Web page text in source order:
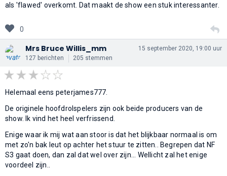
als 'flawed' overkomt. Dat maakt de show een stuk interessanter.
0
Mrs Bruce Willis_mm
127 berichten 205 stemmen
15 september 2020, 19:00 uur
Helemaal eens peterjames777.
De originele hoofdrolspelers zijn ook beide producers van de
show. Ik vind het heel verfrissend.
Enige waar ik mij wat aan stoor is dat het blijkbaar normaal is om
met zo'n bak leut op achter het stuur te zitten.. Begrepen dat NF
S3 gaat doen, dan zal dat wel over zijn... Wellicht zal het enige
voordeel zijn..